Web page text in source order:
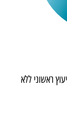
ראשוני ללא